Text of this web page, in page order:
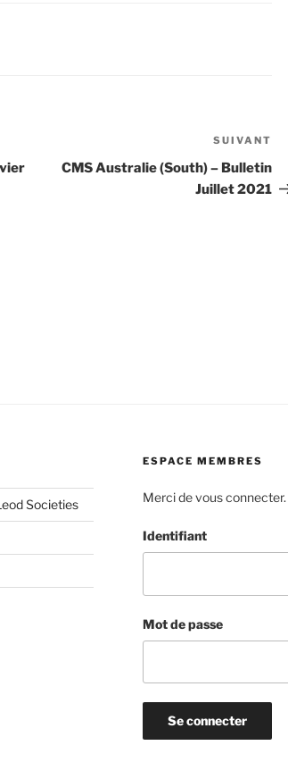
SUIVANT
CMS Australie (South) – Bulletin
Juillet 2021
Societies
ESPACE MEMBRES
Merci de vous connecter.
Identifiant
Mot de passe